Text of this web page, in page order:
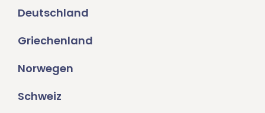
Deutschland
Griechenland
Norwegen
Schweiz